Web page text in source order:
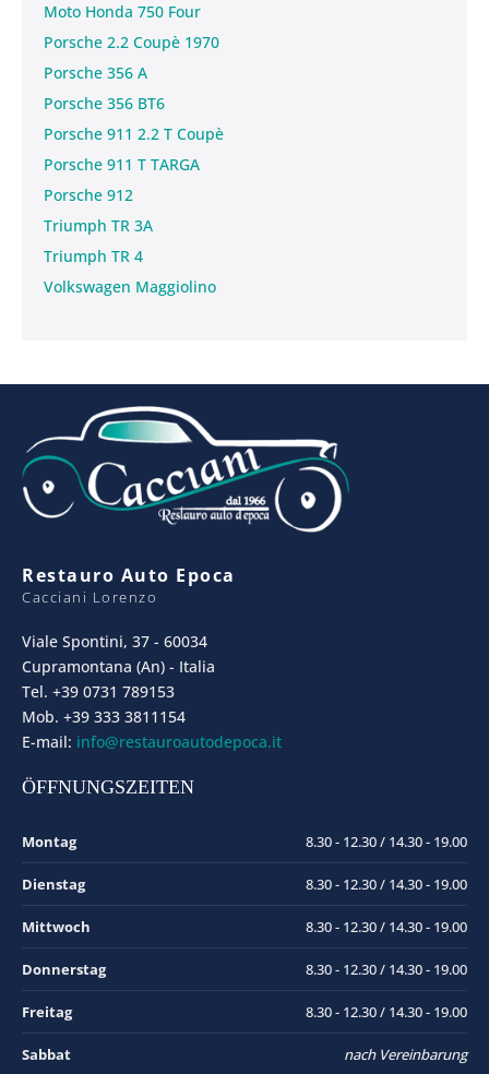
Moto Honda 750 Four
Porsche 2.2 Coupè 1970
Porsche 356 A
Porsche 356 BT6
Porsche 911 2.2 T Coupè
Porsche 911 T TARGA
Porsche 912
Triumph TR 3A
Triumph TR 4
Volkswagen Maggiolino
Restauro Auto Epoca
Cacciani Lorenzo
Viale Spontini, 37 - 60034
Cupramontana (An) - Italia
Tel. +39 0731 789153
Mob. +39 333 3811154
E-mail: info@restauroautodepoca.it
ÖFFNUNGSZEITEN
Montag 8.30 - 12.30 / 14.30 - 19.00
Dienstag 8.30 - 12.30 / 14.30 - 19.00
Mittwoch 8.30 - 12.30 / 14.30 - 19.00
Donnerstag 8.30 - 12.30 / 14.30 - 19.00
Freitag 8.30 - 12.30 / 14.30 - 19.00
Sabbat nach Vereinbarung